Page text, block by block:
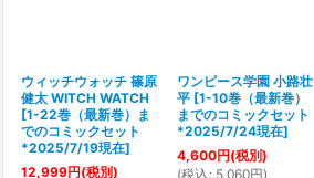
ウィッチウォッチ 篠原
健太 WITCH WATCH
[1-22巻（最新巻）ま
でのコミックセット
*2025/7/19現在]
12,999円(税別)
ワンピース学園 小路壮
平 [1-10巻（最新巻）
までのコミックセット
*2025/7/24現在]
4,600円(税別)
(税込 : 5,060円)